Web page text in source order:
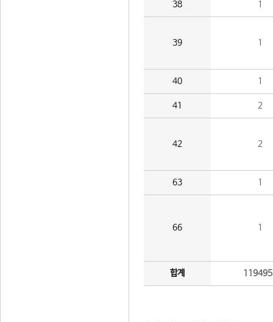
38 1
39 1
40 1
41 2
42 2
63 1
66 1
합계